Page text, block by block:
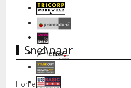
Snel naar
Home